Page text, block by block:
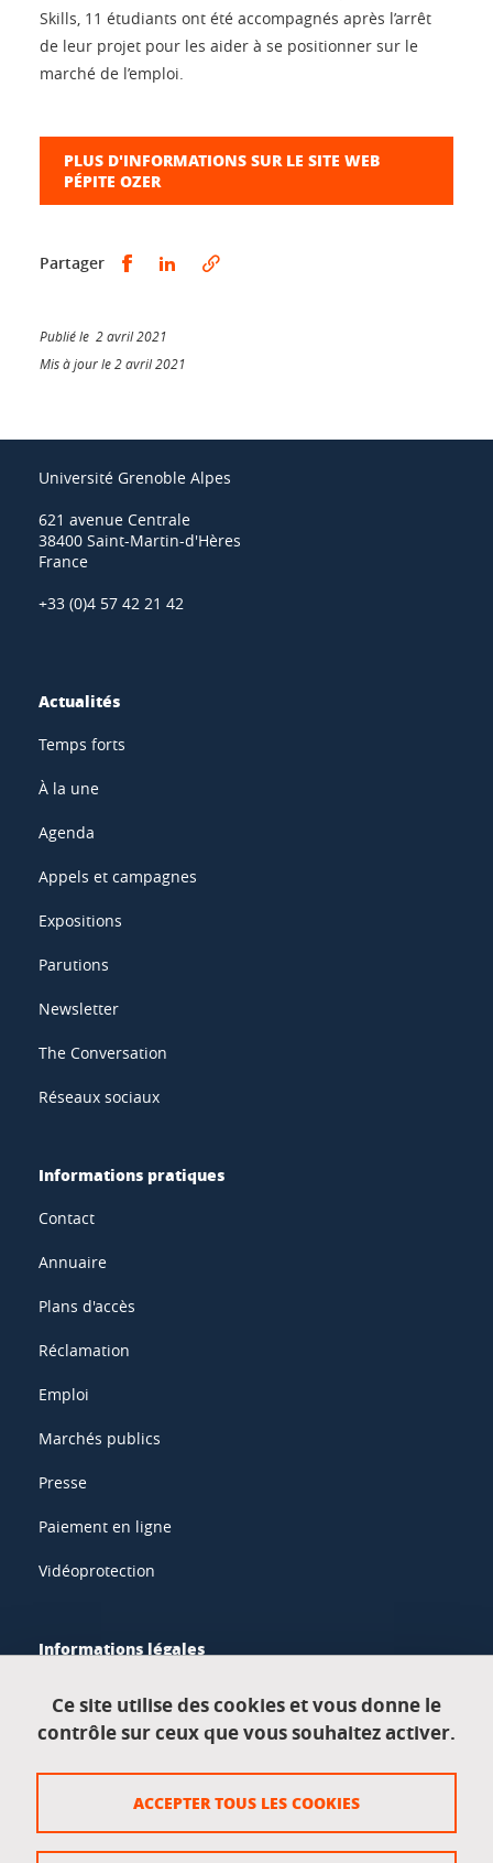
Skills, 11 étudiants ont été accompagnés après l’arrêt
de leur projet pour les aider à se positionner sur le
marché de l’emploi.
PLUS D'INFORMATIONS SUR LE SITE WEB
PÉPITE OZER
Partager Partager sur Facebook
Partager sur LinkedIn
Publié le 2 avril 2021
Mis à jour le 2 avril 2021
Université Grenoble Alpes
621 avenue Centrale
38400 Saint-Martin-d'Hères
France
+33 (0)4 57 42 21 42
Actualités
Temps forts
À la une
Agenda
Appels et campagnes
Expositions
Parutions
Newsletter
The Conversation
Réseaux sociaux
Informations pratiques
Contact
Annuaire
Plans d'accès
Réclamation
Emploi
Marchés publics
Presse
Paiement en ligne
Vidéoprotection
Informations légales
Données personnelles
Crédits
Ce site utilise des cookies et vous donne le
contrôle sur ceux que vous souhaitez activer.
ACCEPTER TOUS LES COOKIES